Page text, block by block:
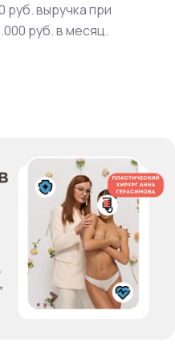
руб. выручка при
руб. в месяц.